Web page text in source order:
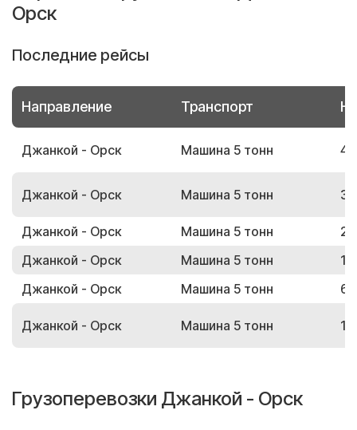
Орск
Последние рейсы
Направление Транспорт
Джанкой - Орск Машина 5 тонн
Джанкой - Орск Машина 5 тонн
Джанкой - Орск Машина 5 тонн
Джанкой - Орск
Машина 5 тонн
Джанкой - Орск
Машина 5 тонн
Джанкой - Орск Машина 5 тонн
Грузоперевозки Джанкой - Орск